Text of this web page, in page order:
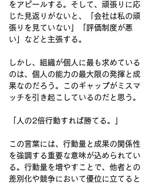
をアピールする。そして、頑張りに応
じた見返りがないと、「会社は私の頑
張りを見ていない」「評価制度が悪
い」などと主張する。
しかし、組織が個人に最も求めている
のは、個人の能力の最大限の発揮と成
果なのだろう。このギャップがミスマ
ッチを引き起こしているのだと思う。
「人の2倍行動すれば勝てる。」
この言葉には、行動量と成果の関係性
を強調する重要な意味が込められてい
る。行動量を増やすことで、他者との
差別化や競争において優位に立てると